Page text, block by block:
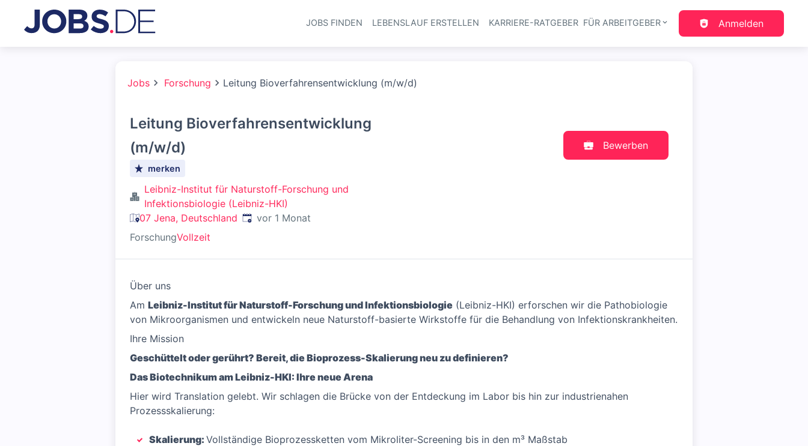
Haupt-Navigation
JOBS FINDEN LEBENSLAUF ERSTELLEN KARRIERE-RATGEBER FÜR ARBEITGEBER Anmelden
Jobs Forschung Leitung Bioverfahrensentwicklung (m/w/d)
Leitung Bioverfahrensentwicklung
(m/w/d)
merken
Leibniz-Institut für Naturstoff-Forschung und
Infektionsbiologie (Leibniz-HKI)
07 Jena, Deutschland Veröffentlicht:
vor 1 Monat
ForschungVollzeit
Bewerben
Über uns
Am Leibniz-Institut für Naturstoff-Forschung und Infektionsbiologie (Leibniz-HKI) erforschen wir die Pathobiologie
von Mikroorganismen und entwickeln neue Naturstoff-basierte Wirkstoffe für die Behandlung von Infektionskrankheiten.
Ihre Mission
Geschüttelt oder gerührt? Bereit, die Bioprozess-Skalierung neu zu definieren?
Das Biotechnikum am Leibniz-HKI: Ihre neue Arena
Hier wird Translation gelebt. Wir schlagen die Brücke von der Entdeckung im Labor bis hin zur industrienahen
Prozessskalierung:
Skalierung: Vollständige Bioprozessketten vom Mikroliter-Screening bis in den m³ Maßstab